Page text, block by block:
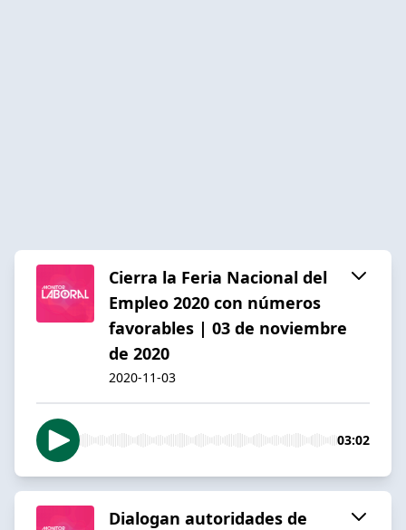
Cierra la Feria Nacional del
Empleo 2020 con números
favorables | 03 de noviembre
de 2020
2020-11-03
03:02
Dialogan autoridades de